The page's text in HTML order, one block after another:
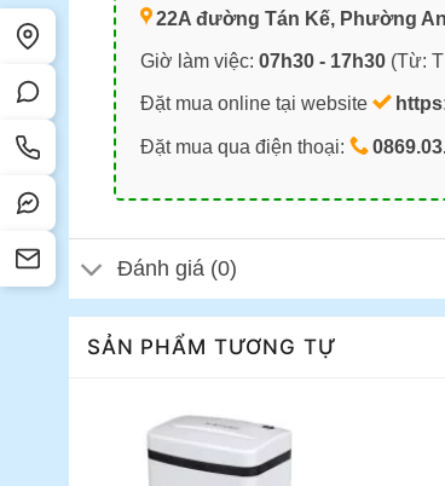
22A đường Tán Kế, Phường
Giờ làm việc: 07h30 - 17h30(Từ:
Đặt mua online tại website
Đặt mua qua điện thoại:
Đánh giá (0)
SẢN PHẨM TƯƠNG TỰ